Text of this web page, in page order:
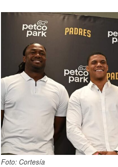
Foto: Cortesía